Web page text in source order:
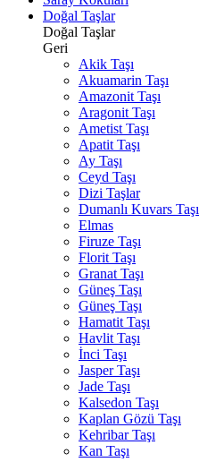
Doğal Taşlar
Doğal Taşlar
Geri
Akik Taşı
Akuamarin Taşı
Amazonit Taşı
Aragonit Taşı
Ametist Taşı
Apatit Taşı
Ay Taşı
Ceyd Taşı
Dizi Taşlar
Dumanlı Kuvars Taşı
Elmas
Firuze Taşı
Florit Taşı
Granat Taşı
Güneş Taşı
Güneş Taşı
Hamatit Taşı
Havlit Taşı
İnci Taşı
Jasper Taşı
Jade Taşı
Kalsedon Taşı
Kaplan Gözü Taşı
Kehribar Taşı
Kan Taşı